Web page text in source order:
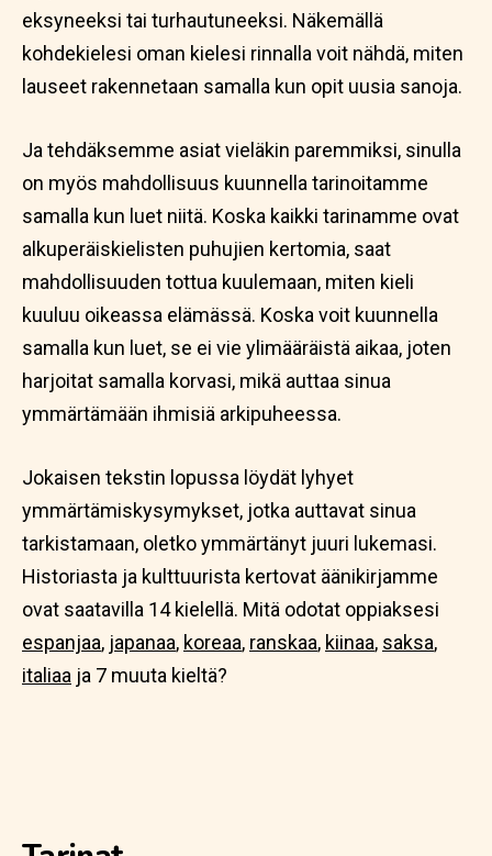
eksyneeksi tai turhautuneeksi. Näkemällä
kohdekielesi oman kielesi rinnalla voit nähdä, miten
lauseet rakennetaan samalla kun opit uusia sanoja.
Ja tehdäksemme asiat vieläkin paremmiksi, sinulla
on myös mahdollisuus kuunnella tarinoitamme
samalla kun luet niitä. Koska kaikki tarinamme ovat
alkuperäiskielisten puhujien kertomia, saat
mahdollisuuden tottua kuulemaan, miten kieli
kuuluu oikeassa elämässä. Koska voit kuunnella
samalla kun luet, se ei vie ylimääräistä aikaa, joten
harjoitat samalla korvasi, mikä auttaa sinua
ymmärtämään ihmisiä arkipuheessa.
Jokaisen tekstin lopussa löydät lyhyet
ymmärtämiskysymykset, jotka auttavat sinua
tarkistamaan, oletko ymmärtänyt juuri lukemasi.
Historiasta ja kulttuurista kertovat äänikirjamme
ovat saatavilla 14 kielellä. Mitä odotat oppiaksesi
espanjaa, japanaa, koreaa, ranskaa, kiinaa, saksa,
italiaa ja 7 muuta kieltä?